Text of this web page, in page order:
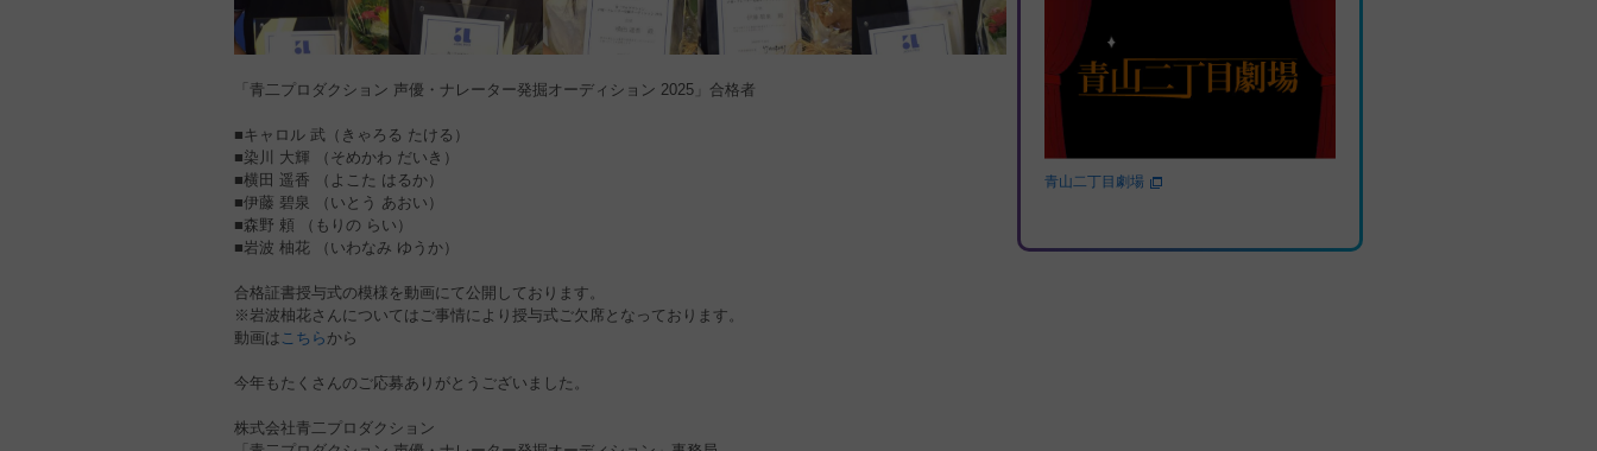
「青二プロダクション 声優・ナレーター発掘オーディション 2025」合格者
■キャロル 武（きゃろる たける）
■染川 大輝 （そめかわ だいき）
■横田 遥香 （よこた はるか）
■伊藤 碧泉 （いとう あおい）
■森野 頼 （もりの らい）
■岩波 柚花 （いわなみ ゆうか）
合格証書授与式の模様を動画にて公開しております。
※岩波柚花さんについてはご事情により授与式ご欠席となっております。
動画は こちら から
今年もたくさんのご応募ありがとうございました。
株式会社青二プロダクション
青山二丁目劇場